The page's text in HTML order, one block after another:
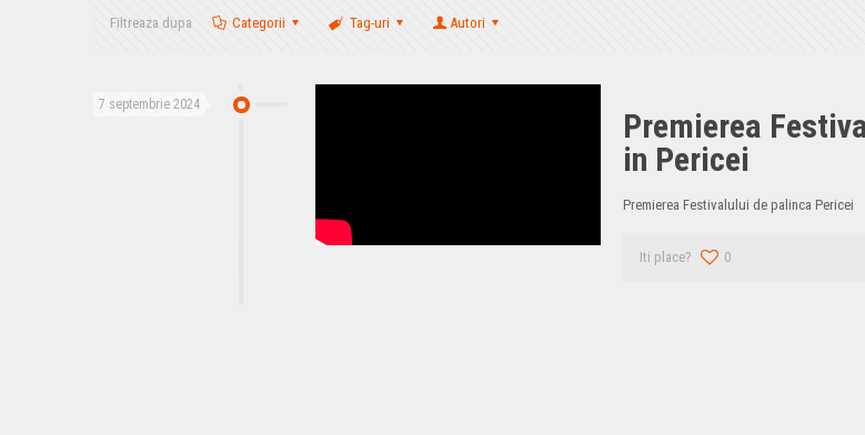
Filtreaza dupa Categorii Tag-uri Autori
7 septembrie 2024
Premierea
in Pericei
Premierea Festivalului de palinca Pericei
Iti place? 0